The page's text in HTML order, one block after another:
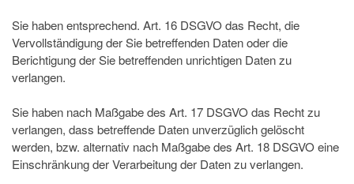
Sie haben entsprechend. Art. 16 DSGVO das Recht, die
Vervollständigung der Sie betreffenden Daten oder die
Berichtigung der Sie betreffenden unrichtigen Daten zu
verlangen.
Sie haben nach Maßgabe des Art. 17 DSGVO das Recht zu
verlangen, dass betreffende Daten unverzüglich gelöscht
werden, bzw. alternativ nach Maßgabe des Art. 18 DSGVO eine
Einschränkung der Verarbeitung der Daten zu verlangen.